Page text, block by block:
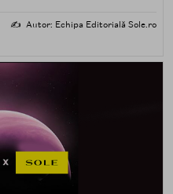
produse — testând,
✍️ Autor: Echipa Editorială Sole.ro